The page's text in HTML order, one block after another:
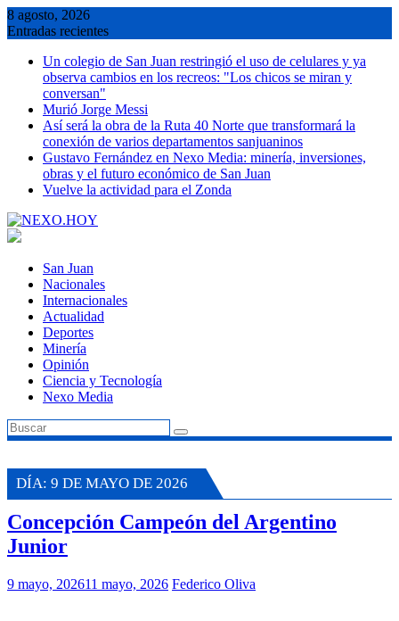
Saltar
al
8 agosto, 2026
Entradas recientes
Un colegio de San Juan restringió el uso de celulares y ya
observa cambios en los recreos: "Los chicos se miran y
conversan"
Murió Jorge Messi
Así será la obra de la Ruta 40 Norte que transformará la
conexión de varios departamentos sanjuaninos
Gustavo Fernández en Nexo Media: minería, inversiones,
obras y el futuro económico de San Juan
Vuelve la actividad para el Zonda
San Juan
Nacionales
Internacionales
Actualidad
Deportes
Minería
Opinión
Ciencia y Tecnología
Nexo Media
DÍA: 9 DE MAYO DE 2026
Concepción Campeón del Argentino
Junior
9 mayo, 202611 mayo, 2026 Federico Oliva